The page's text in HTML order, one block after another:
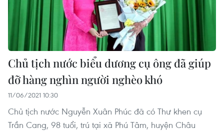
Chủ tịch nước biểu dương cụ ông đã giúp
đỡ hàng nghìn người nghèo khó
11/06/2021 10:30
Chủ tịch nước Nguyễn Xuân Phúc đã có Thư khen cụ
Trần Cang, 98 tuổi, trú tại xã Phú Tâm, huyện Châu